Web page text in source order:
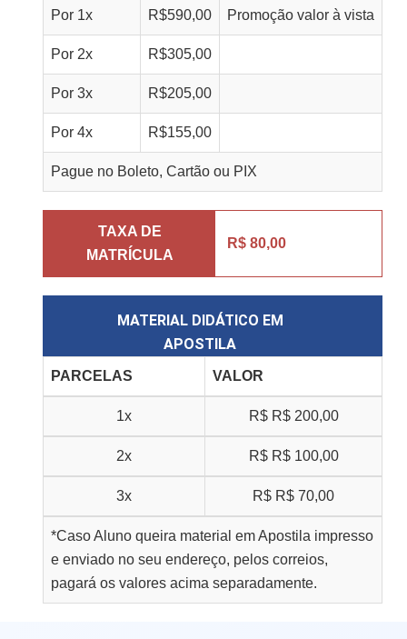
Por 1x R$590,00 Promoção valor à vista
Por 2x R$305,00
Por 3x R$205,00
Por 4x R$155,00
Pague no Boleto, Cartão ou PIX
TAXA DE
MATRÍCULA
R$ 80,00
MATERIAL DIDÁTICO EM
APOSTILA
PARCELAS VALOR
1x R$ R$ 200,00
2x R$ R$ 100,00
3x R$ R$ 70,00
*Caso Aluno queira material em Apostila impresso
e enviado no seu endereço, pelos correios,
pagará os valores acima separadamente.